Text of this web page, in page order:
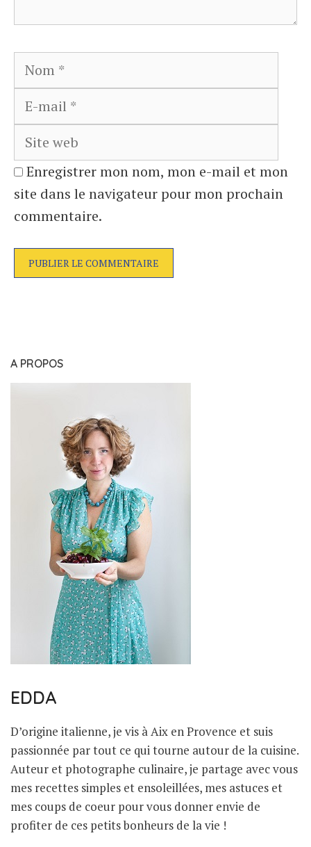
Nom
Enregistrer mon nom, mon e-mail et mon
site dans le navigateur pour mon prochain
commentaire.
A PROPOS
EDDA
D’origine italienne, je vis à Aix en Provence et suis
passionnée par tout ce qui tourne autour de la cuisine.
Auteur et photographe culinaire, je partage avec vous
mes recettes simples et ensoleillées, mes astuces et
mes coups de coeur pour vous donner envie de
profiter de ces petits bonheurs de la vie !